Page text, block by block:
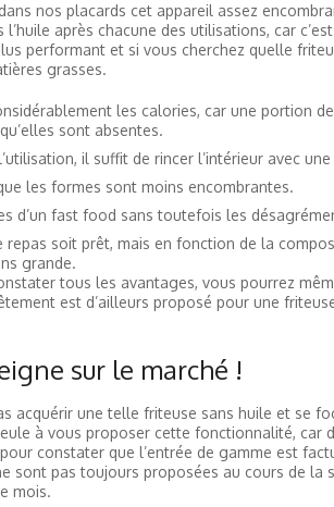
nos placards cet appareil assez
après chacune des utilisations, car
performant et si vous cherchez quelle
grasses.
les calories, car une portion
sont absentes.
il suffit de rincer l’intérieur avec
les formes sont moins encombrantes.
d’un fast food sans toutefois les
soit prêt, mais en fonction de la
grande.
tous les avantages, vous pourrez
est d’ailleurs proposé pour une
sur le marché !
acquérir une telle friteuse sans huile et se
à vous proposer cette fonctionnalité, car
constater que l’entrée de gamme est
sont pas toujours proposées au cours de la
mois.